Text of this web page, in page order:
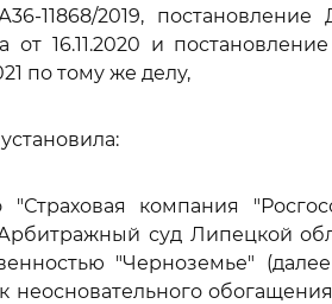
11868/2019, постановление
от 16.11.2020 и
по тому же делу,
установила:
компания
суд Липецкой
"Черноземье"
неосновательного